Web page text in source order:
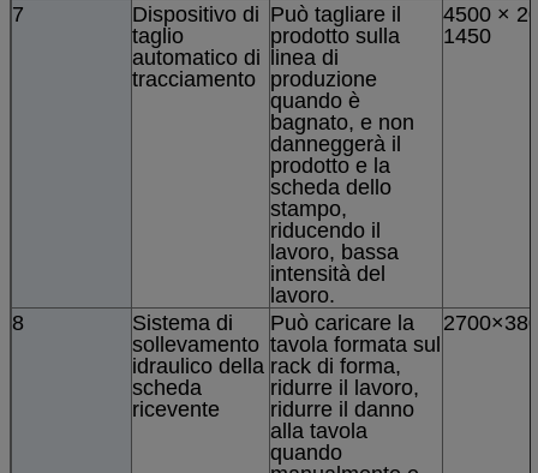
7
Dispositivo di
taglio
automatico di
tracciamento
Può tagliare il
prodotto sulla
linea di
produzione
quando è
bagnato, e non
danneggerà il
prodotto e la
scheda dello
stampo,
riducendo il
lavoro, bassa
intensità del
lavoro.
4500 ×
1450
8
Sistema di
sollevamento
idraulico della
scheda
ricevente
Può caricare la
tavola formata sul
rack di forma,
ridurre il lavoro,
ridurre il danno
alla tavola
quando